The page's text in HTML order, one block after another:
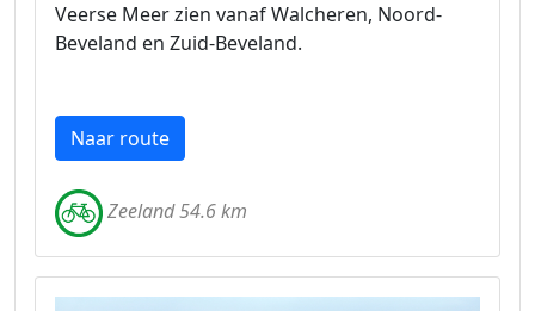
Veerse Meer zien vanaf Walcheren, Noord-
Beveland en Zuid-Beveland.
Naar route
Zeeland 54.6 km